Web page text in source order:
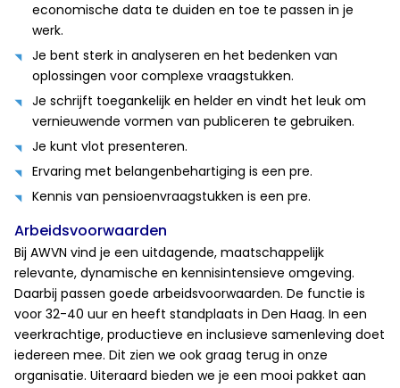
economische data te duiden en toe te passen in je
werk.
Je bent sterk in analyseren en het bedenken van
oplossingen voor complexe vraagstukken.
Je schrijft toegankelijk en helder en vindt het leuk om
vernieuwende vormen van publiceren te gebruiken.
Je kunt vlot presenteren.
Ervaring met belangenbehartiging is een pre.
Kennis van pensioenvraagstukken is een pre.
Arbeidsvoorwaarden
Bij AWVN vind je een uitdagende, maatschappelijk
relevante, dynamische en kennisintensieve omgeving.
Daarbij passen goede arbeidsvoorwaarden. De functie is
voor 32-40 uur en heeft standplaats in Den Haag. In een
veerkrachtige, productieve en inclusieve samenleving doet
iedereen mee. Dit zien we ook graag terug in onze
organisatie. Uiteraard bieden we je een mooi pakket aan